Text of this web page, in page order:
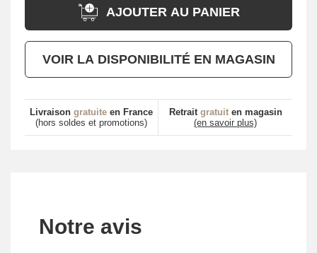
AJOUTER AU PANIER
VOIR LA DISPONIBILITÉ EN MAGASIN
Livraison gratuite en France
(hors soldes et promotions)
Retrait gratuiten magasin
(en savoir plus)
Notre avis